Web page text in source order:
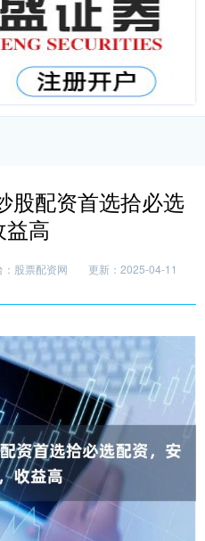
股配资首选拾必选
益高
：股票配资网
更新：2025-04-11